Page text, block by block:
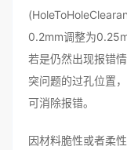
0.2mm调整为
若是仍然出现报错
突问题的过孔位置
可消除报错。
因材料脆性或者柔